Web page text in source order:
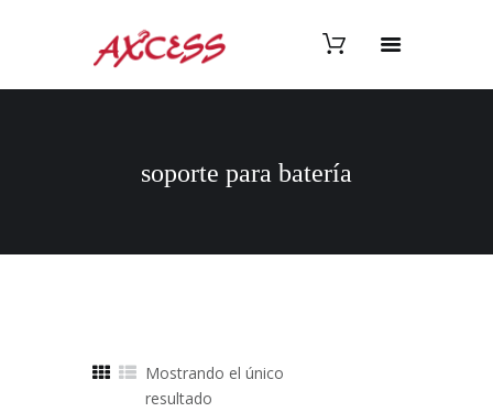
soporte para batería
Mostrando el único
resultado